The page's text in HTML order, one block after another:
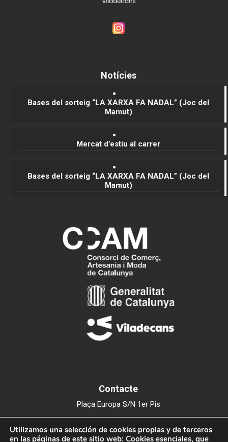
Notícies
Bases del sorteig “LA XARXA FA NADAL” (Joc del
Mamut)
Mercat d’estiu al carrer
Bases del sorteig “LA XARXA FA NADAL” (Joc del
Mamut)
Contacte
Plaça Europa S/N 1er Pis
08840 Viladecans
Utilizamos una selección de cookies propias y de terceros
en las páginas de este sitio web: Cookies esenciales, que